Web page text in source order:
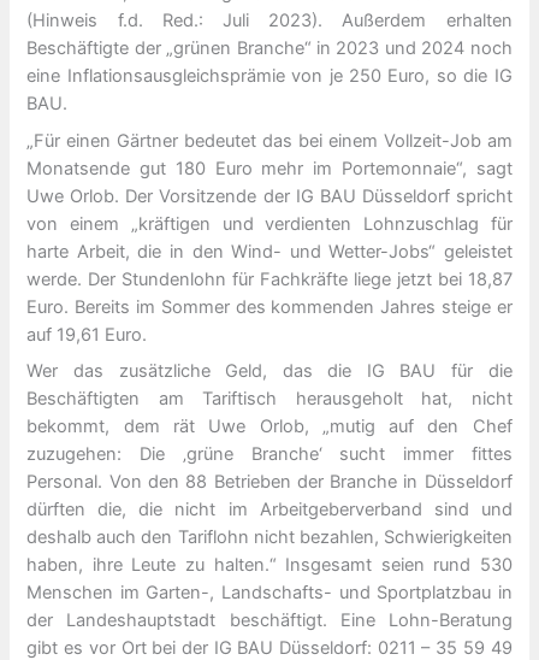
(Hinweis f.d. Red.: Juli 2023). Außerdem erhalten
Beschäftigte der „grünen Branche“ in 2023 und 2024 noch
eine Inflationsausgleichsprämie von je 250 Euro, so die IG
BAU.
„Für einen Gärtner bedeutet das bei einem Vollzeit-Job am
Monatsende gut 180 Euro mehr im Portemonnaie“, sagt
Uwe Orlob. Der Vorsitzende der IG BAU Düsseldorf spricht
von einem „kräftigen und verdienten Lohnzuschlag für
harte Arbeit, die in den Wind- und Wetter-Jobs“ geleistet
werde. Der Stundenlohn für Fachkräfte liege jetzt bei 18,87
Euro. Bereits im Sommer des kommenden Jahres steige er
auf 19,61 Euro.
Wer das zusätzliche Geld, das die IG BAU für die
Beschäftigten am Tariftisch herausgeholt hat, nicht
bekommt, dem rät Uwe Orlob, „mutig auf den Chef
zuzugehen: Die ‚grüne Branche‘ sucht immer fittes
Personal. Von den 88 Betrieben der Branche in Düsseldorf
dürften die, die nicht im Arbeitgeberverband sind und
deshalb auch den Tariflohn nicht bezahlen, Schwierigkeiten
haben, ihre Leute zu halten.“ Insgesamt seien rund 530
Menschen im Garten-, Landschafts- und Sportplatzbau in
der Landeshauptstadt beschäftigt. Eine Lohn-Beratung
gibt es vor Ort bei der IG BAU Düsseldorf: 0211 – 35 59 49